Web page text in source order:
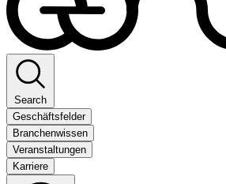
Search
Geschäftsfelder
Branchenwissen
Veranstaltungen
Karriere